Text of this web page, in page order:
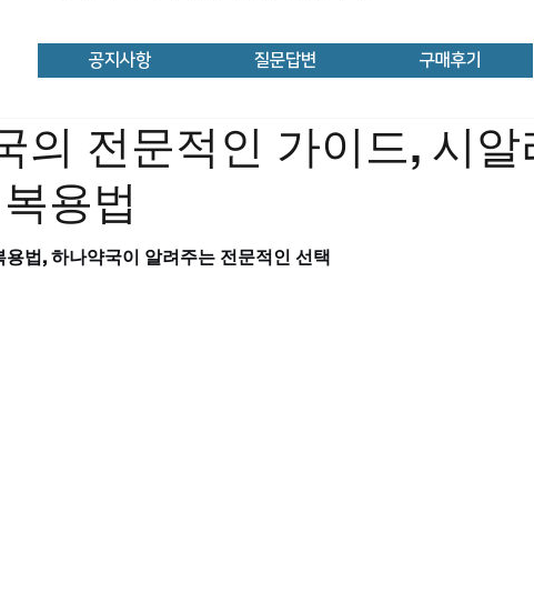
공지사항 질문답변 구매후기
의 전문적인 가이드, 시알
용법
법, 하나약국이 알려주는 전문적인 선택